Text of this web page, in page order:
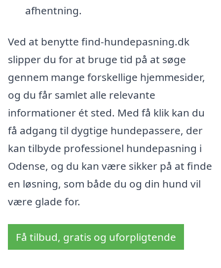
afhentning.
Ved at benytte find-hundepasning.dk
slipper du for at bruge tid på at søge
gennem mange forskellige hjemmesider,
og du får samlet alle relevante
informationer ét sted. Med få klik kan du
få adgang til dygtige hundepassere, der
kan tilbyde professionel hundepasning i
Odense, og du kan være sikker på at finde
en løsning, som både du og din hund vil
være glade for.
Få tilbud, gratis og uforpligtende